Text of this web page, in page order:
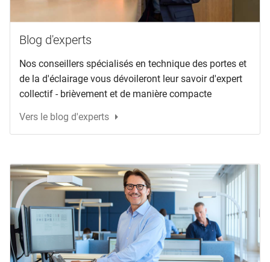
Blog d'experts
Nos conseillers spécialisés en technique des portes et
de la d'éclairage vous dévoileront leur savoir d'expert
collectif - brièvement et de manière compacte
Vers le blog d'experts